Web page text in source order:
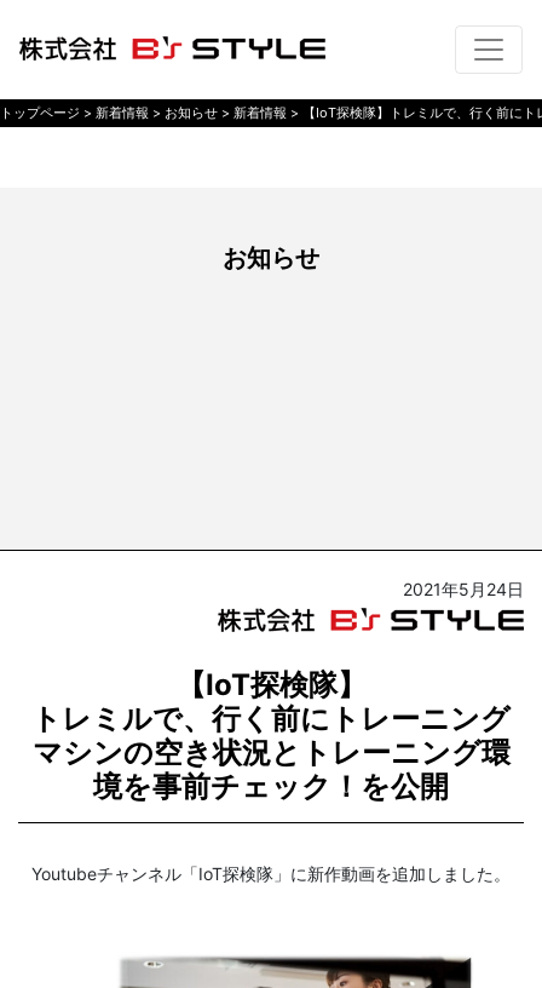
トップページ > 新着情報 > お知らせ > 新着情報 > 【IoT探検隊】トレミルで、行く前に
お知らせ
2021年5月24日
【IoT探検隊】
トレミルで、行く前にトレーニング
マシンの空き状況とトレーニング環
境を事前チェック！を公開
Youtubeチャンネル「IoT探検隊」に新作動画を追加しました。